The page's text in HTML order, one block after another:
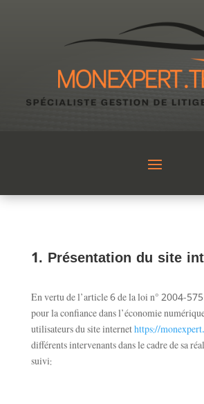
1. Présentation du site
En vertu de l’article 6 de la loi n° 2004-
pour la confiance dans l’économie
utilisateurs du site internethttps://
différents intervenants dans le cadre de sa
suivi: